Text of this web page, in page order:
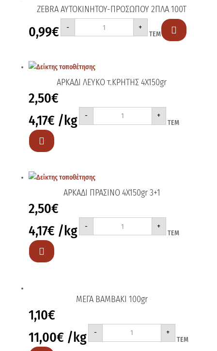
ZEBRA AYTOKINHTOY-ΠΡΟΣΩΠΟΥ 2ΠΛΑ 100Τ
0,99€ -
ZEBRA
AYTOKINHTOY-
ΠΡΟΣΩΠΟΥ
+
ΤΕΜ 
ΑΡΚΑΔΙ ΛΕΥΚΟ τ.ΚΡΗΤΗΣ 4Χ150gr
2,50€
4,17€ /kg -
ΑΡΚΑΔΙ
τ.ΚΡΗΤΗΣ
+
ΤΕΜ

ΑΡΚΑΔΙ ΠΡΑΣΙΝΟ 4Χ150gr 3+1
2,50€
4,17€ /kg -
ΑΡΚΑΔΙ
4Χ150gr
+
ΤΕΜ

ΜΕΓΑ ΒΑΜΒΑΚΙ 100gr
1,10€
11,00€ /kg -
ΜΕΓΑ
100gr
+
ΤΕΜ